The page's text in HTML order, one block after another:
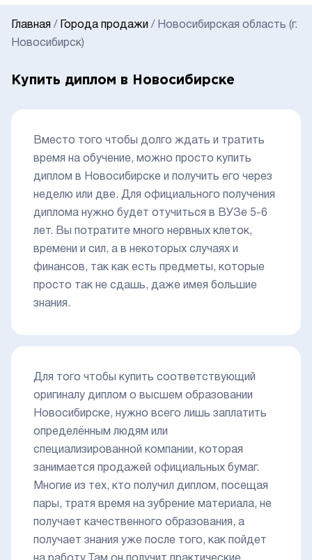
Главная / Города продажи / Новосибирская область (г.
Новосибирск)
Купить диплом в Новосибирске
Вместо того чтобы долго ждать и тратить
время на обучение, можно просто купить
диплом в Новосибирске и получить его через
неделю или две. Для официального получения
диплома нужно будет отучиться в ВУЗе 5-6
лет. Вы потратите много нервных клеток,
времени и сил, а в некоторых случаях и
финансов, так как есть предметы, которые
просто так не сдашь, даже имея большие
знания.
Для того чтобы купить соответствующий
оригиналу диплом о высшем образовании
Новосибирске, нужно всего лишь заплатить
определённым людям или
специализированной компании, которая
занимается продажей официальных бумаг.
Многие из тех, кто получил диплом, посещая
пары, тратя время на зубрение материала, не
получает качественного образования, а
получает знания уже после того, как пойдет